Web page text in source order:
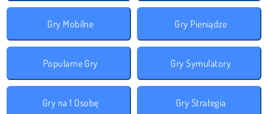
Gry Mobilne Gry Pieniądze
Popularne Gry Gry Symulatory
Gry na 1 Osobę Gry Strategia